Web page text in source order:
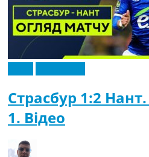
Страсбур 1:2
1. Відео